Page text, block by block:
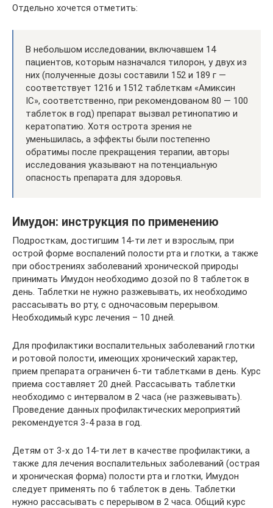
Отдельно хочется отметить:
В небольшом исследовании, включавшем 14
пациентов, которым назначался тилорон, у двух из
них (полученные дозы составили 152 и 189 г —
соответствует 1216 и 1512 таблеткам «Амиксин
IC», соответственно, при рекомендованом 80 — 100
таблеток в год) препарат вызвал ретинопатию и
кератопатию. Хотя острота зрения не
уменьшилась, а эффекты были постепенно
обратимы после прекращения терапии, авторы
исследования указывают на потенциальную
опасность препарата для здоровья.
Имудон: инструкция по применению
Подросткам, достигшим 14-ти лет и взрослым, при
острой форме воспалений полости рта и глотки, а также
при обострениях заболеваний хронической природы
принимать Имудон необходимо дозой по 8 таблеток в
день. Таблетки не нужно разжевывать, их необходимо
рассасывать во рту, с одночасовым перерывом.
Необходимый курс лечения – 10 дней.
Для профилактики воспалительных заболеваний глотки
и ротовой полости, имеющих хронический характер,
прием препарата ограничен 6-ти таблетками в день. Курс
приема составляет 20 дней. Рассасывать таблетки
необходимо с интервалом в 2 часа (не разжевывать).
Проведение данных профилактических мероприятий
рекомендуется 3-4 раза в год.
Детям от 3-х до 14-ти лет в качестве профилактики, а
также для лечения воспалительных заболеваний (острая
и хроническая форма) полости рта и глотки, Имудон
следует применять по 6 таблеток в день. Таблетки
нужно рассасывать с перерывом в 2 часа. Общий курс